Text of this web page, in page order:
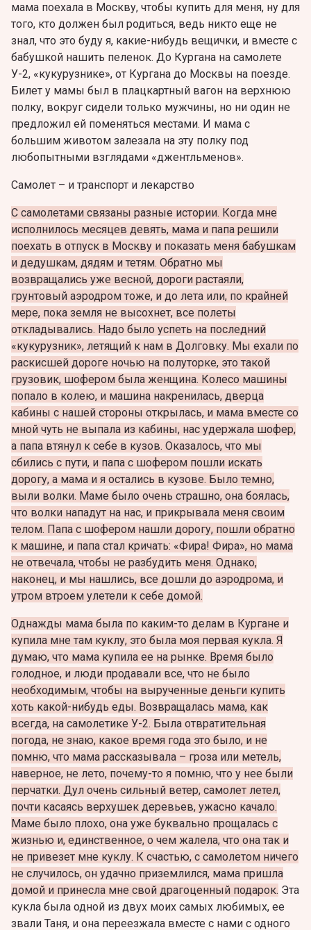
мама поехала в Москву, чтобы купить для меня, ну для
того, кто должен был родиться, ведь никто еще не
знал, что это буду я, какие-нибудь вещички, и вместе с
бабушкой нашить пеленок. До Кургана на самолете
У-2, «кукурузнике», от Кургана до Москвы на поезде.
Билет у мамы был в плацкартный вагон на верхнюю
полку, вокруг сидели только мужчины, но ни один не
предложил ей поменяться местами. И мама с
большим животом залезала на эту полку под
любопытными взглядами «джентльменов».
Самолет – и транспорт и лекарство
С самолетами связаны разные истории. Когда мне
исполнилось месяцев девять, мама и папа решили
поехать в отпуск в Москву и показать меня бабушкам
и дедушкам, дядям и тетям. Обратно мы
возвращались уже весной, дороги растаяли,
грунтовый аэродром тоже, и до лета или, по крайней
мере, пока земля не высохнет, все полеты
откладывались. Надо было успеть на последний
«кукурузник», летящий к нам в Долговку. Мы ехали по
раскисшей дороге ночью на полуторке, это такой
грузовик, шофером была женщина. Колесо машины
попало в колею, и машина накренилась, дверца
кабины с нашей стороны открылась, и мама вместе со
мной чуть не выпала из кабины, нас удержала шофер,
а папа втянул к себе в кузов. Оказалось, что мы
сбились с пути, и папа с шофером пошли искать
дорогу, а мама и я остались в кузове. Было темно,
выли волки. Маме было очень страшно, она боялась,
что волки нападут на нас, и прикрывала меня своим
телом. Папа с шофером нашли дорогу, пошли обратно
к машине, и папа стал кричать: «Фира! Фира», но мама
не отвечала, чтобы не разбудить меня. Однако,
наконец, и мы нашлись, все дошли до аэродрома, и
утром втроем улетели к себе домой.
Однажды мама была по каким-то делам в Кургане и
купила мне там куклу, это была моя первая кукла. Я
думаю, что мама купила ее на рынке. Время было
голодное, и люди продавали все, что не было
необходимым, чтобы на вырученные деньги купить
хоть какой-нибудь еды. Возвращалась мама, как
всегда, на самолетике У-2. Была отвратительная
погода, не знаю, какое время года это было, и не
помню, что мама рассказывала – гроза или метель,
наверное, не лето, почему-то я помню, что у нее были
перчатки. Дул очень сильный ветер, самолет летел,
почти касаясь верхушек деревьев, ужасно качало.
Маме было плохо, она уже буквально прощалась с
жизнью и, единственное, о чем жалела, что она так и
не привезет мне куклу. К счастью, с самолетом ничего
не случилось, он удачно приземлился, мама пришла
домой и принесла мне свой драгоценный подарок. Эта
кукла была одной из двух моих самых любимых, ее
звали Таня, и она переезжала вместе с нами с одного